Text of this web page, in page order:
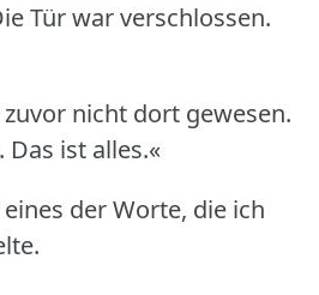
Tür war verschlossen.
nicht dort gewesen.
Das ist alles.«
der Worte, die ich